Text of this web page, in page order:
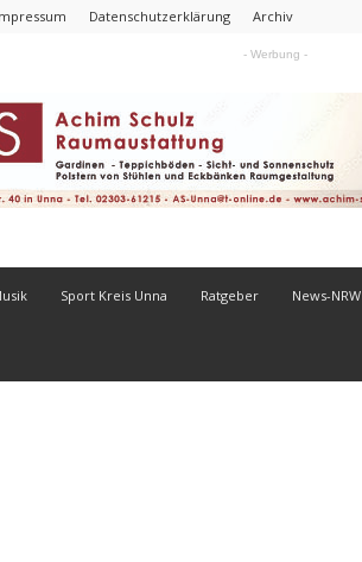
Datenschutzerklärung Archiv
- Werbung -
Sport Kreis Unna Ratgeber News-NRW